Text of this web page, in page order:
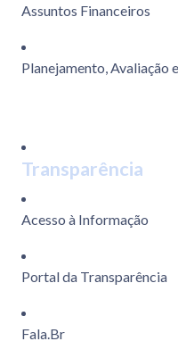
Assuntos Financeiros
Planejamento, Avaliação
Transparência
Acesso à Informação
Portal da Transparência
Fala.Br